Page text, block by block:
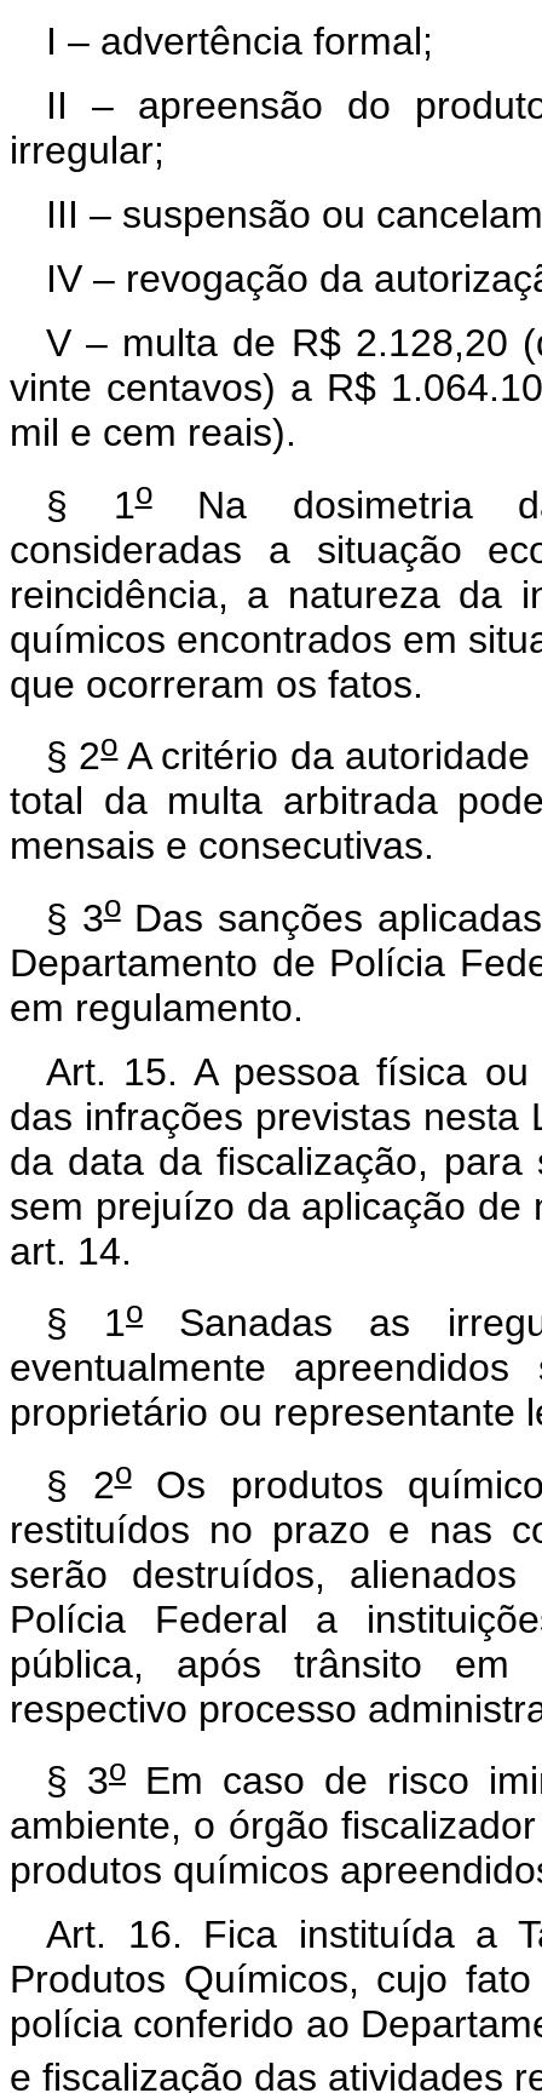
I – advertência formal;
II – apreensão do
irregular;
III – suspensão ou
IV – revogação da
V – multa de R$ 2.128,20
vinte centavos) a R$
mil e cem reais).
§ 1oNa dosimetria
consideradas a situação
reincidência, a natureza da
químicos encontrados em
que ocorreram os fatos.
§ 2oA critério da
total da multa arbitrada
mensais e consecutivas.
§ 3oDas sanções
Departamento de Polícia
em regulamento.
Art. 15. A pessoa física
das infrações previstas
da data da fiscalização, para
sem prejuízo da aplicação de
art. 14.
§ 1oSanadas as
eventualmente
proprietário ou representante
§ 2oOs produtos
restituídos no prazo e nas
serão destruídos,
Polícia Federal a
pública, após trânsito
respectivo processo
§ 3o Em caso de risco
ambiente, o órgão
produtos químicos
Art. 16. Fica instituída a
Produtos Químicos, cujo
polícia conferido ao
e fiscalização das atividades